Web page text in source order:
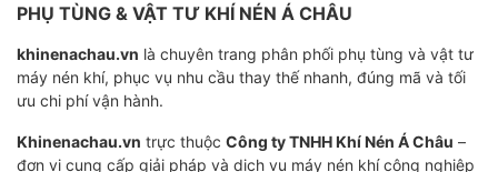
Hiệu suất lọc
Độ chân không
0.01 bar
Chất liệu
Tuổi thọ
Khoảng 2000-3000 giờ
PHỤ TÙNG & VẬT TƯ KHÍ NÉN Á CHÂU
khinenachau.vn là chuyên trang phân phối phụ tùng và vật tư
máy nén khí, phục vụ nhu cầu thay thế nhanh, đúng mã và tối
ưu chi phí vận hành.
Khinenachau.vn trực thuộc Công ty TNHH Khí Nén Á Châu –
đơn vị cung cấp giải pháp và dịch vụ máy nén khí công nghiệp